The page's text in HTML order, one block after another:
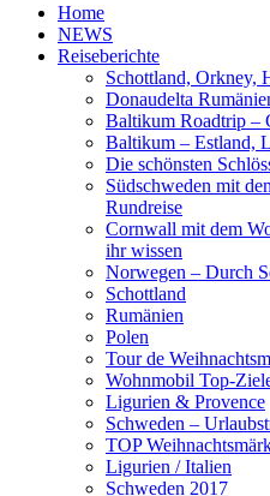
Home
NEWS
Reiseberichte
Schottland, Orkney,
Donaudelta
Baltikum Roadtrip –
Baltikum – Estland,
Die schönsten
Südschweden mit
Rundreise
Cornwall mit dem
ihr wissen
Norwegen – Durch
Schottland
Rumänien
Polen
Tour de
Wohnmobil Top-
Ligurien & Provence
Schweden –
TOP
Ligurien / Italien
Schweden 2017